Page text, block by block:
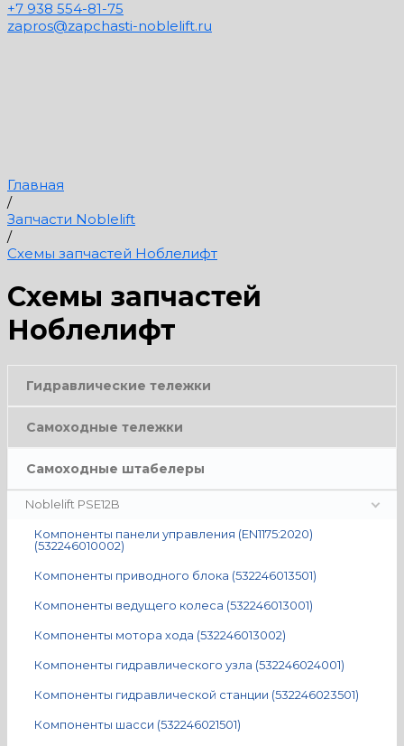
+7 938 554-81-75
zapros@zapchasti-noblelift.ru
Главная
/
Запчасти Noblelift
/
Схемы запчастей Ноблелифт
Схемы запчастей
Ноблелифт
Гидравлические тележки
Самоходные тележки
Самоходные штабелеры
Noblelift PSE12B
Компоненты панели управления (EN1175:2020)
(532246010002)
Компоненты приводного блока (532246013501)
Компоненты ведущего колеса (532246013001)
Компоненты мотора хода (532246013002)
Компоненты гидравлического узла (532246024001)
Компоненты гидравлической станции (532246023501)
Компоненты шасси (532246021501)